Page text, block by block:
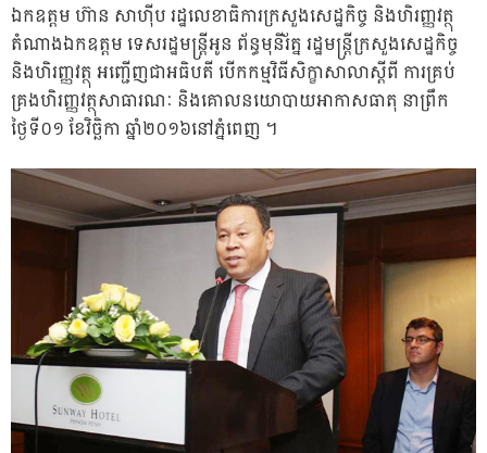
ឯកឧត្តម ហ៊ាន សាហ៊ីប រដ្ឋលេខាធិការក្រសួងសេដ្ឋកិច្ច និងហិរញ្ញវត្ថុ
តំណាងឯកឧត្តម ទេសរដ្ឋមន្រ្តីអូន ព័ន្ធមុនីរ័ត្ន រដ្ឋមន្រ្តីក្រសួងសេដ្ឋកិច្ច
និងហិរញ្ញវត្ថុ អញ្ជើញជាអធិបតី បើកកម្មវិធីសិក្ខាសាលាស្តីពី ការគ្រប់
គ្រងហិរញ្ញវត្ថុសាធារណៈ និងគោលនយោបាយអាកាសធាតុ នាព្រឹក
ថ្ងៃទី០១ ខែវិច្ឆិកា ឆ្នាំ២០១៦នៅភ្នំពេញ ។